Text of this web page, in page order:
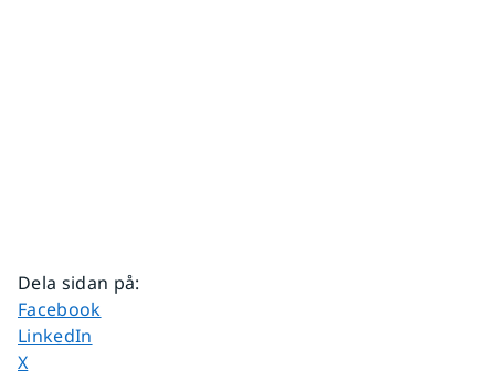
Dela sidan på:
Dela sidan på
Facebook
Dela sidan på
LinkedIn
Dela sidan på
X